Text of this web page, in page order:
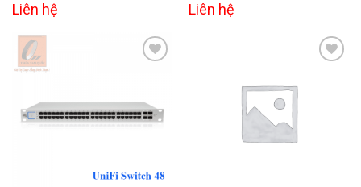
Liên hệ Liên hệ
Add to
wishlist